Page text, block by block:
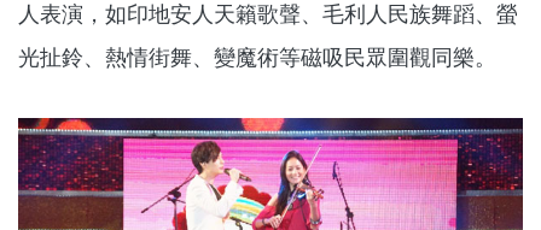
人表演，如印地安人天籟歌聲、毛利人民族舞蹈、螢
光扯鈴、熱情街舞、變魔術等磁吸民眾圍觀同樂。